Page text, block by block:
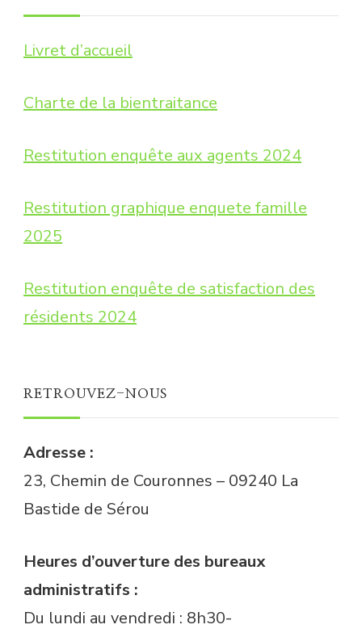
Livret d’accueil
Charte de la bientraitance
Restitution enquête aux agents 2024
Restitution graphique enquete famille
2025
Restitution enquête de satisfaction des
résidents 2024
RETROUVEZ-NOUS
Adresse :
23, Chemin de Couronnes – 09240 La
Bastide de Sérou
Heures d’ouverture des bureaux
administratifs :
Du lundi au vendredi : 8h30-